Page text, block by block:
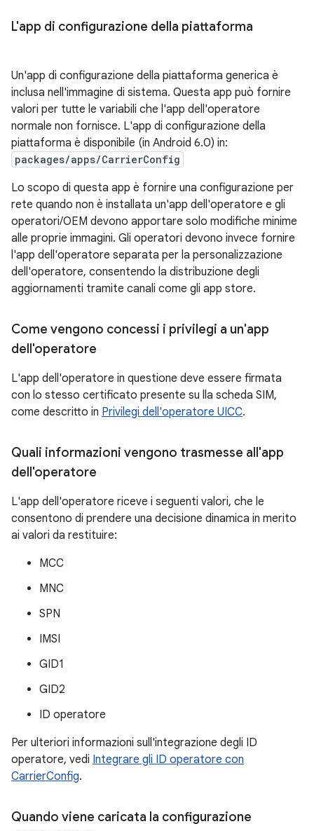
L'app di configurazione della piattaforma
Un'app di configurazione della piattaforma generica è
inclusa nell'immagine di sistema. Questa app può fornire
valori per tutte le variabili che l'app dell'operatore
normale non fornisce. L'app di configurazione della
piattaforma è disponibile (in Android 6.0) in:
packages/apps/CarrierConfig
Lo scopo di questa app è fornire una configurazione per
rete quando non è installata un'app dell'operatore e gli
operatori/OEM devono apportare solo modifiche minime
alle proprie immagini. Gli operatori devono invece fornire
l'app dell'operatore separata per la personalizzazione
dell'operatore, consentendo la distribuzione degli
aggiornamenti tramite canali come gli app store.
Come vengono concessi i privilegi a un'app
dell'operatore
L'app dell'operatore in questione deve essere firmata
con lo stesso certificato presente su lla scheda SIM,
come descritto in Privilegi dell'operatore UICC.
Quali informazioni vengono trasmesse all'app
dell'operatore
L'app dell'operatore riceve i seguenti valori, che le
consentono di prendere una decisione dinamica in merito
ai valori da restituire:
MCC
MNC
SPN
IMSI
GID1
GID2
ID operatore
Per ulteriori informazioni sull'integrazione degli ID
operatore, vedi Integrare gli ID operatore con
CarrierConfig.
Quando viene caricata la configurazione